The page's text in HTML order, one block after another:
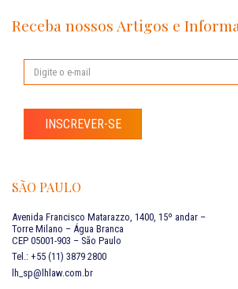
Receba nossos Artigos e
INSCREVER-SE
SÃO PAULO
Avenida Francisco Matarazzo, 1400, 15º andar –
Torre Milano – Água Branca
CEP 05001-903 – São Paulo
Tel.: +55 (11) 3879 2800
lh_sp@lhlaw.com.br